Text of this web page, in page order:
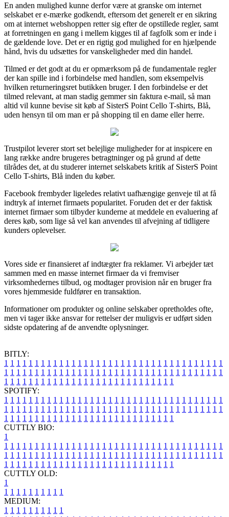
En anden mulighed kunne derfor være at granske om internet
selskabet er e-mærke godkendt, eftersom det generelt er en sikring
om at internet webshoppen retter sig efter de opstillede regler, samt
at forretningen en gang i mellem kigges til af fagfolk som er inde i
de gældende love. Det er en rigtig god mulighed for en hjælpende
hånd, hvis du udsættes for vanskeligheder med din handel.
Tilmed er det godt at du er opmærksom på de fundamentale regler
der kan spille ind i forbindelse med handlen, som eksempelvis
hvilken returneringsret butikken bruger. I den forbindelse er det
tilmed relevant, at man stadig gemmer sin faktura e-mail, så man
altid vil kunne bevise sit køb af SisterS Point Cello T-shirts, Blå,
uden hensyn til om man er på shopping til en dame eller herre.
Trustpilot leverer stort set belejlige muligheder for at inspicere en
lang række andre brugeres betragtninger og på grund af dette
tilrådes det, at du studerer internet selskabets kritik af SisterS Point
Cello T-shirts, Blå inden du køber.
Facebook frembyder ligeledes relativt uafhængige genveje til at få
indtryk af internet firmaets popularitet. Foruden det er der faktisk
internet firmaer som tilbyder kunderne at meddele en evaluering af
deres køb, som lige så vel kan anvendes til afvejning af tidligere
kunders oplevelser.
Vores side er finansieret af indtægter fra reklamer. Vi arbejder tæt
sammen med en masse internet firmaer da vi fremviser
virksomhedernes tilbud, og modtager provision når en bruger fra
vores hjemmeside fuldfører en transaktion.
Informationer om produkter og online selskaber opretholdes ofte,
men vi tager ikke ansvar for rettelser der muligvis er udført siden
sidste opdatering af de anvendte oplysninger.
BITLY:
1 1 1 1 1 1 1 1 1 1 1 1 1 1 1 1 1 1 1 1 1 1 1 1 1 1 1 1 1 1 1 1 1 1 1 1
1 1 1 1 1 1 1 1 1 1 1 1 1 1 1 1 1 1 1 1 1 1 1 1 1 1 1 1 1 1 1 1 1 1 1 1
1 1 1 1 1 1 1 1 1 1 1 1 1 1 1 1 1 1 1 1 1 1 1 1 1 1 1 1
SPOTIFY:
1 1 1 1 1 1 1 1 1 1 1 1 1 1 1 1 1 1 1 1 1 1 1 1 1 1 1 1 1 1 1 1 1 1 1 1
1 1 1 1 1 1 1 1 1 1 1 1 1 1 1 1 1 1 1 1 1 1 1 1 1 1 1 1 1 1 1 1 1 1 1 1
1 1 1 1 1 1 1 1 1 1 1 1 1 1 1 1 1 1 1 1 1 1 1 1 1 1 1 1
CUTTLY BIO:
1
1 1 1 1 1 1 1 1 1 1 1 1 1 1 1 1 1 1 1 1 1 1 1 1 1 1 1 1 1 1 1 1 1 1 1 1
1 1 1 1 1 1 1 1 1 1 1 1 1 1 1 1 1 1 1 1 1 1 1 1 1 1 1 1 1 1 1 1 1 1 1 1
1 1 1 1 1 1 1 1 1 1 1 1 1 1 1 1 1 1 1 1 1 1 1 1 1 1 1 1
CUTTLY OLD:
1
1 1 1 1 1 1 1 1 1 1
MEDIUM:
1 1 1 1 1 1 1 1 1 1